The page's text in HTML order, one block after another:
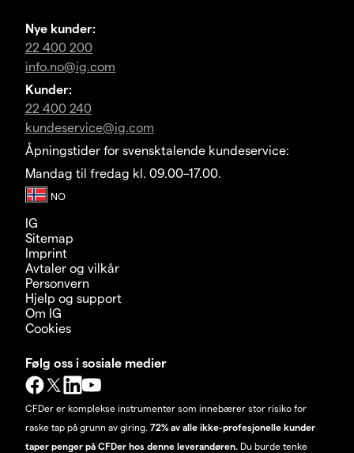
Nye kunder:
22 400 200
info.no@ig.com
Kunder:
22 400 240
kundeservice@ig.com
Åpningstider for svensktalende kundeservice:
Mandag til fredag kl. 09.00–17.00.
IG
Sitemap
Imprint
Avtaler og vilkår
Personvern
Hjelp og support
Om IG
Cookies
Følg oss i sosiale medier
CFDer er komplekse instrumenter som innebærer stor risiko for
raske tap på grunn av giring. 72% av alle ikke-profesjonelle kunder
taper penger på CFDer hos denne leverandøren. Du burde tenke